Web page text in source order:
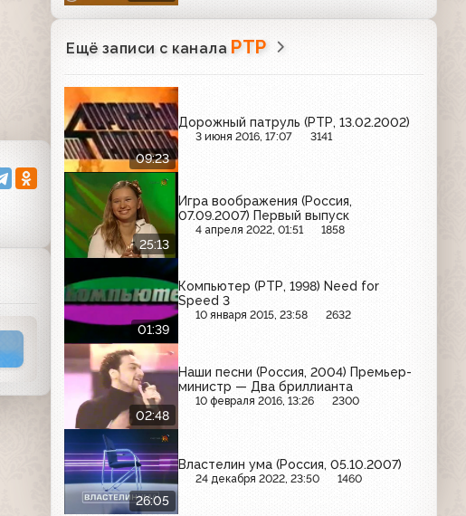
Ещё записи с канала РТР
09:23
Дорожный патруль (РТР, 13.02.2002)
3 июня 2016, 17:07 3141
25:13
Игра воображения (Россия,
07.09.2007) Первый выпуск
4 апреля 2022, 01:51 1858
01:39
Компьютер (РТР, 1998) Need for
Speed 3
10 января 2015, 23:58 2632
02:48
Наши песни (Россия, 2004) Премьер-
министр — Два бриллианта
10 февраля 2016, 13:26 2300
26:05
Властелин ума (Россия, 05.10.2007)
24 декабря 2022, 23:50 1460